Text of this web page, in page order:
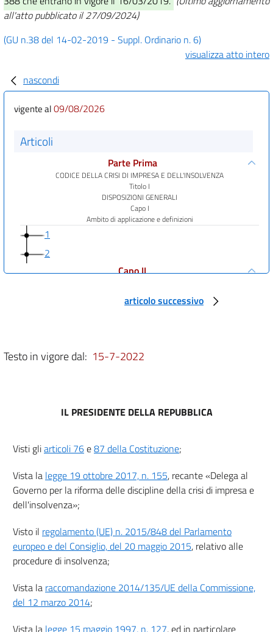
all'atto pubblicato il 27/09/2024)
(GU n.38 del 14-02-2019 - Suppl. Ordinario n. 6)
visualizza atto intero
nascondi
vigente al09/08/2026
Articoli
Parte Prima
CODICE DELLA CRISI DI IMPRESA E DELL'INSOLVENZA
Titolo I
DISPOSIZIONI GENERALI
Capo I
Ambito di applicazione e definizioni
1
2
Capo II
Sezione I
Obblighi dei soggetti che partecipano alla regolazione della crisi o
4
5 bis
Sezione III
7
8
10
Sezione IV
Giurisdizione internazionale
articolo successivo
Testo in vigore dal: 15-7-2022
IL PRESIDENTE DELLA REPUBBLICA
Visti gliarticoli 76e87 della Costituzione;
Vista la legge 19 ottobre 2017, n. 155, recante «Delega al
Governo per la riforma delle discipline della crisi di impresa e
dell'insolvenza»;
Visto il regolamento (UE) n. 2015/848 del Parlamento
europeo e del Consiglio, del 20 maggio 2015, relativo alle
procedure di insolvenza;
Vista la raccomandazione 2014/135/UE della Commissione,
del 12 marzo 2014;
Vista la legge 15 maggio 1997, n. 127, ed in particolare